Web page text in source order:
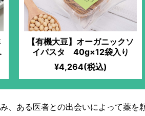
【有機大豆】オーガニックソ
イパスタ 40g×12袋入り
¥4,264(税込)
、ある医者との出会いによって薬を